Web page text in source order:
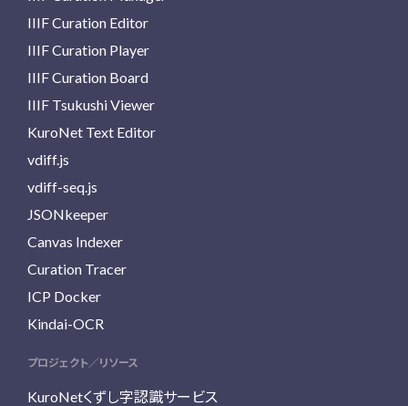
IIIF Curation Editor
IIIF Curation Player
IIIF Curation Board
IIIF Tsukushi Viewer
KuroNet Text Editor
vdiff.js
vdiff-seq.js
JSONkeeper
Canvas Indexer
Curation Tracer
ICP Docker
Kindai-OCR
プロジェクト／リソース
KuroNetくずし字認識サービス